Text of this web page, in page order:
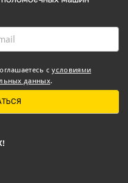
сусловиями
данных.